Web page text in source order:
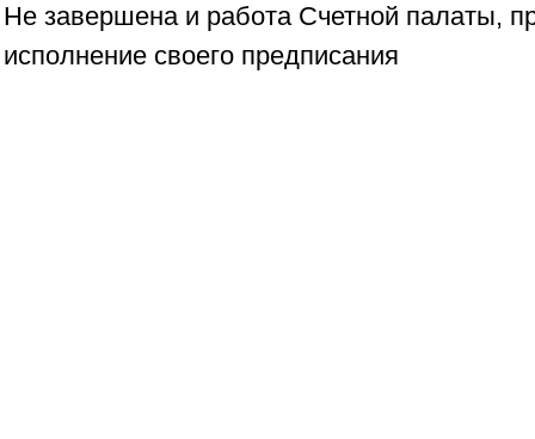
Не завершена и работа Счетной палаты,
исполнение своего предписания